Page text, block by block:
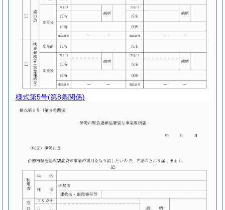
様式第5号(第8条関係)